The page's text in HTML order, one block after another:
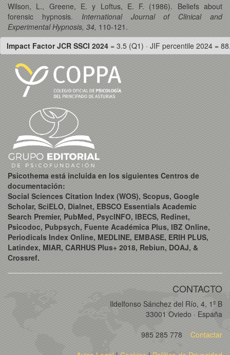
Wilson, L., Greene, E. y Loftus, E. F. (1986). Beliefs about
forensic hypnosis. International Journal of Clinical and
Experimental Hypnosis, 34, 110-121.
Impact Factor JCR SSCI 2024 = 3.5 (Q1) · JIF percentile 2024 =
Psicothema está incluida en los siguientes Centros de
documentación:
Social Sciences Citation Index (WOS), Scopus, Google
Scholar, SciELO, Dialnet, EBSCO Essentials Academic
Search Premier, PubMed, PsycINFO, IBECS, Redinet,
Psicodoc, Pubpsych, Fuente Académica Plus, IBZ Online,
Periodicals Index Online, MEDLINE, EMBASE, ERIH PLUS,
Latindex, MIAR, CARHUS Plus+ 2018, Rebiun, DOAJ, &
Crossref.
CONTACTO
Ildelfonso Sánchez del Río, 4, 1º B
33001 Oviedo · España
985 285 778
Contactar